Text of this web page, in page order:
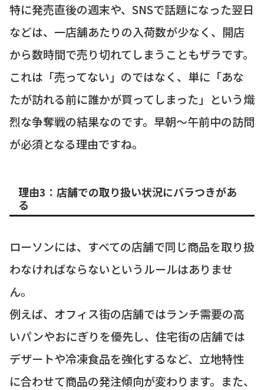
特に発売直後の週末や、SNSで話題になった翌日
などは、一店舗あたりの入荷数が少なく、開店
から数時間で売り切れてしまうこともザラです。
これは「売ってない」のではなく、単に「あな
たが訪れる前に誰かが買ってしまった」という熾
烈な争奪戦の結果なのです。早朝〜午前中の訪問
が必須となる理由ですね。
理由3：店舗での取り扱い状況にバラつきがあ
る
ローソンには、すべての店舗で同じ商品を取り扱
わなければならないというルールはありませ
ん。
例えば、オフィス街の店舗ではランチ需要の高
いパンやおにぎりを優先し、住宅街の店舗では
デザートや冷凍食品を強化するなど、立地特性
に合わせて商品の発注傾向が変わります。また、